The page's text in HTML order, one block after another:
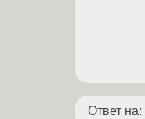
Ответ на: